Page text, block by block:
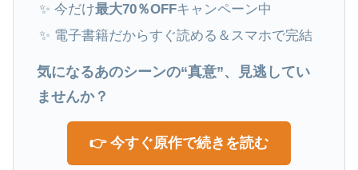
✨ 今だけ最大70％OFFキャンペーン中
✨ 電子書籍だからすぐ読める＆スマホで完結
気になるあのシーンの“真意”、見逃してい
ませんか？
👉 今すぐ原作で続きを読む